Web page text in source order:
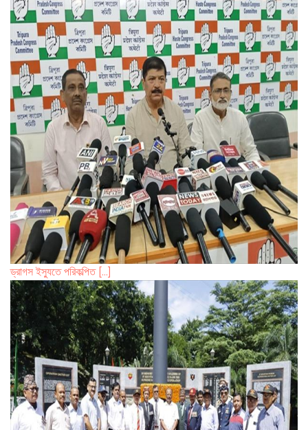
ড্রাগস ইস্যুতে পরিকল্পিত [...]